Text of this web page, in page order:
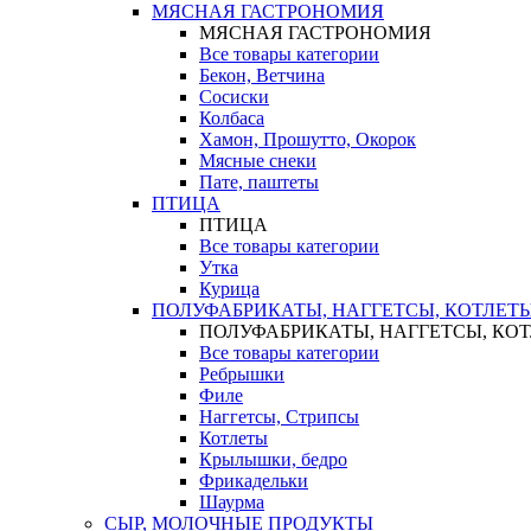
МЯСНАЯ ГАСТРОНОМИЯ
МЯСНАЯ ГАСТРОНОМИЯ
Все товары категории
Бекон, Ветчина
Сосиски
Колбаса
Хамон, Прошутто, Окорок
Мясные снеки
Пате, паштеты
ПТИЦА
ПТИЦА
Все товары категории
Утка
Курица
ПОЛУФАБРИКАТЫ, НАГГЕТСЫ,
ПОЛУФАБРИКАТЫ, НАГГЕТСЫ,
Все товары категории
Ребрышки
Филе
Наггетсы, Стрипсы
Котлеты
Крылышки, бедро
Фрикадельки
Шаурма
СЫР, МОЛОЧНЫЕ ПРОДУКТЫ